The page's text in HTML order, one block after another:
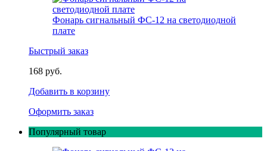
Фонарь сигнальный ФС-12 на светодиодной
плате
Быстрый заказ
168 руб.
Добавить в корзину
Оформить заказ
Популярный товар